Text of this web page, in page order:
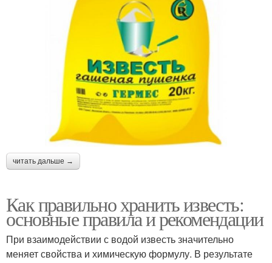
читать дальше →
Как правильно хранить известь:
основные правила и рекомендации
При взаимодействии с водой известь значительно
меняет свойства и химическую формулу. В результате